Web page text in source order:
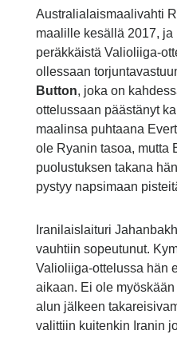
Australialaismaalivahti
maalille kesällä 2017,
peräkkäistä Valioliiga-
ollessaan
Button, joka on
ottelussaan päästänyt
maalinsa puhtaana
ole Ryanin tasoa, mutta
puolustuksen takana
pystyy napsimaan
Iranilaislaituri
vauhtiin sopeutunut.
Valioliiga-ottelussa hän
aikaan. Ei ole
alun jälkeen
valittiin kuitenkin Iranin